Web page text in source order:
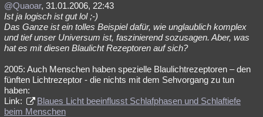
@Quaoar, 31.01.2006, 22:43
Ist ja logisch ist gut lol ;-)
Das Ganze ist ein tolles Beispiel dafür, wie unglaublich komplex
und tief unser Universum ist, faszinierend sozusagen. Aber, was
hat es mit diesen Blaulicht Rezeptoren auf sich?
2005: Auch Menschen haben spezielle Blaulichtrezeptoren – den
fünften Lichtrezeptor - die nichts mit dem Sehvorgang zu tun
haben:
Link:
Blaues Licht beeinflusst Schlafphasen und Schlaftiefe
beim Menschen